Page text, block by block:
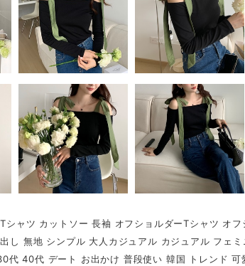
シャツ カットソー 長袖 オフショルダーTシャツ オ
し 無地 シンプル 大人カジュアル カジュアル フェ
代 40代 デート お出かけ 普段使い 韓国 トレンド